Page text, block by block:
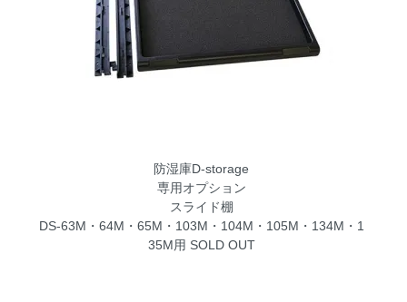
防湿庫D-storage
専用オプション
スライド棚
DS-63M・64M・65M・103M・104M・105M・134M・1
35M用 SOLD OUT